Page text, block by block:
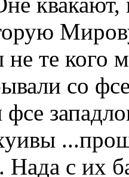
те кого
со
Нада с их